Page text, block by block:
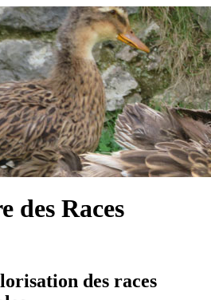
des Races
des races